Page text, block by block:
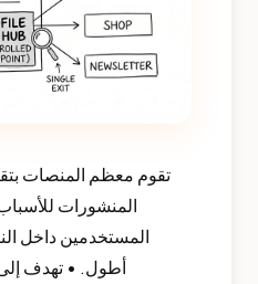
تقوم معظم المنصات
المنشورات للأسباب
المستخدمين داخل
أطول. • تهدف